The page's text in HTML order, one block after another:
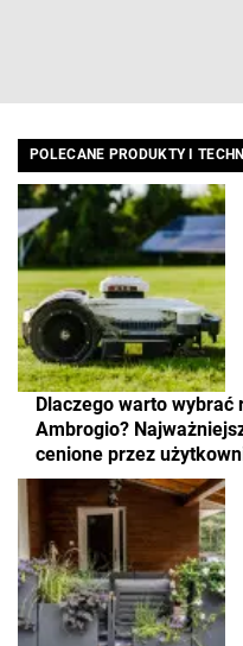
POLECANE PRODUKTY I
Dlaczego warto wybrać
Ambrogio?
cenione przez